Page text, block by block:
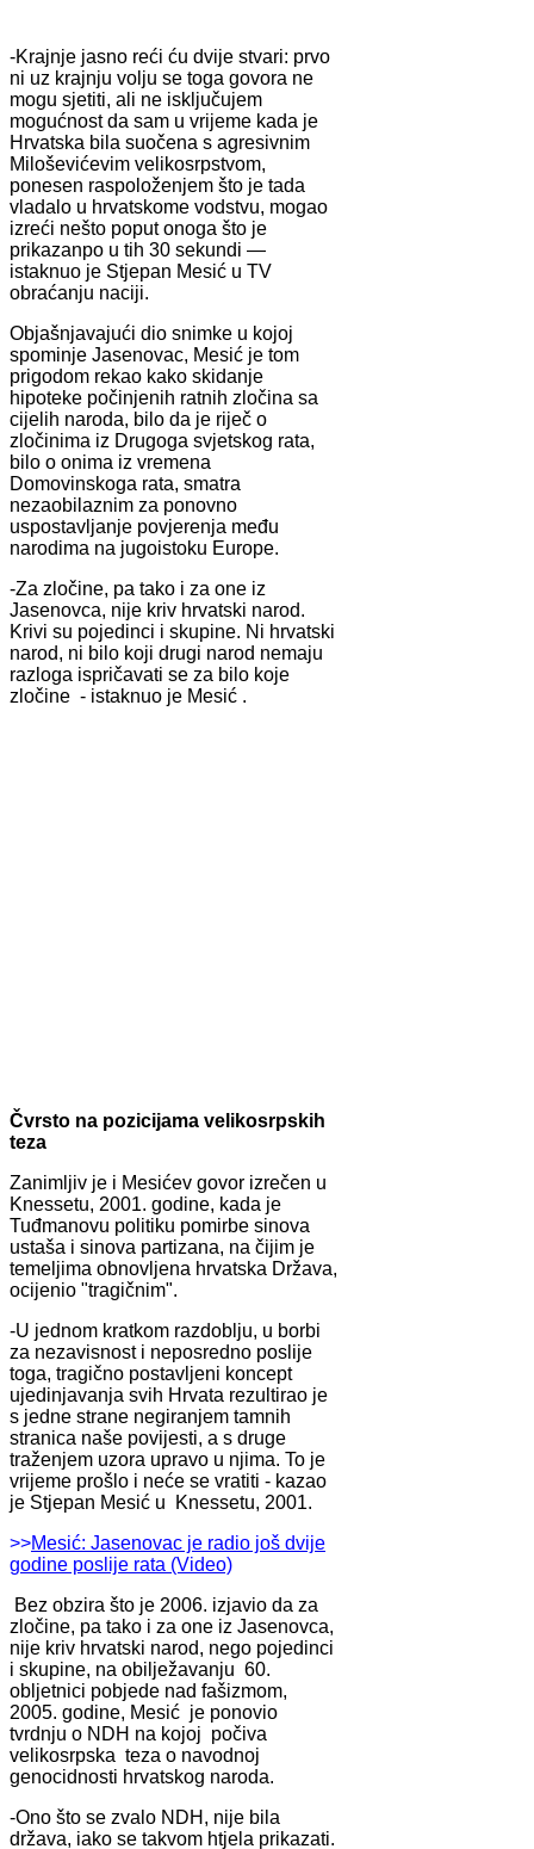
-Krajnje jasno reći ću dvije stvari: prvo
ni uz krajnju volju se toga govora ne
mogu sjetiti, ali ne isključujem
mogućnost da sam u vrijeme kada je
Hrvatska bila suočena s agresivnim
Miloševićevim velikosrpstvom,
ponesen raspoloženjem što je tada
vladalo u hrvatskome vodstvu, mogao
izreći nešto poput onoga što je
prikazanpo u tih 30 sekundi —
istaknuo je Stjepan Mesić u TV
obraćanju naciji.
Objašnjavajući dio snimke u kojoj
spominje Jasenovac, Mesić je tom
prigodom rekao kako skidanje
hipoteke počinjenih ratnih zločina sa
cijelih naroda, bilo da je riječ o
zločinima iz Drugoga svjetskog rata,
bilo o onima iz vremena
Domovinskoga rata, smatra
nezaobilaznim za ponovno
uspostavljanje povjerenja među
narodima na jugoistoku Europe.
-Za zločine, pa tako i za one iz
Jasenovca, nije kriv hrvatski narod.
Krivi su pojedinci i skupine. Ni hrvatski
narod, ni bilo koji drugi narod nemaju
razloga ispričavati se za bilo koje
zločine ­ - istaknuo je Mesić .
Čvrsto na pozicijama velikosrpskih
teza
Zanimljiv je i Mesićev govor izrečen u
Knessetu, 2001. godine, kada je
Tuđmanovu politiku pomirbe sinova
ustaša i sinova partizana, na čijim je
temeljima obnovljena hrvatska Država,
ocijenio "tragičnim".
-U jednom kratkom razdoblju, u borbi
za nezavisnost i neposredno poslije
toga, tragično postavljeni koncept
ujedinjavanja svih Hrvata rezultirao je
s jedne strane negiranjem tamnih
stranica naše povijesti, a s druge
traženjem uzora upravo u njima. To je
vrijeme prošlo i neće se vratiti - kazao
je Stjepan Mesić u Knessetu, 2001.
>>Mesić: Jasenovac je radio još dvije
godine poslije rata (Video)
Bez obzira što je 2006. izjavio da za
zločine, pa tako i za one iz Jasenovca,
nije kriv hrvatski narod, nego pojedinci
i skupine, na obilježavanju 60.
obljetnici pobjede nad fašizmom,
2005. godine, Mesić je ponovio
tvrdnju o NDH na kojoj počiva
velikosrpska teza o navodnoj
genocidnosti hrvatskog naroda.
-Ono što se zvalo NDH, nije bila
država, iako se takvom htjela prikazati.